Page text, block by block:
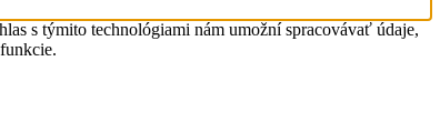
s týmito technológiami nám umožní spracovávať údaje,